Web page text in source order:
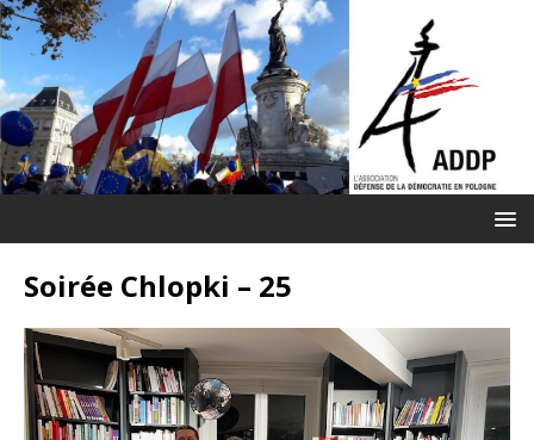
Soirée Chlopki – 25